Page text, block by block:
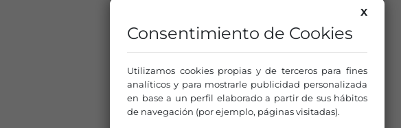
X
Consentimiento de Cookies
Utilizamos cookies propias y de terceros para fines
analíticos y para mostrarle publicidad personalizada
en base a un perfil elaborado a partir de sus hábitos
de navegación (por ejemplo, páginas visitadas).